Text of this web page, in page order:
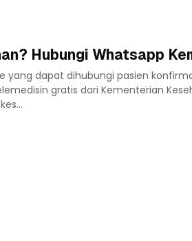
Hubungi Whatsapp
yang dapat dihubungi pasien
gratis dari Kementerian